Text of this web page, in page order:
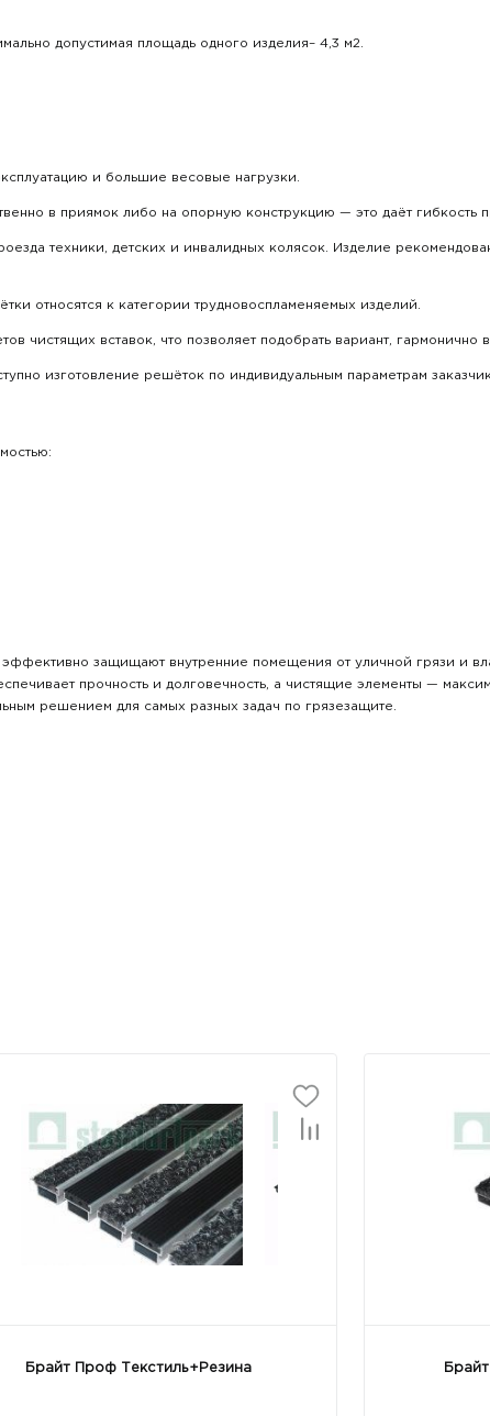
допустимая площадь одного изделия– 4,3 м2.
и большие весовые нагрузки.
в приямок либо на опорную конструкцию — это даёт гибкость
техники, детских и инвалидных колясок. Изделие
относятся к категории трудновоспламеняемых изделий.
чистящих вставок, что позволяет подобрать вариант,
изготовление решёток по индивидуальным параметрам
защищают внутренние помещения от уличной грязи и
прочность и долговечность, а чистящие элементы —
решением для самых разных задач по грязезащите.
Брайт Проф Текстиль+Резина